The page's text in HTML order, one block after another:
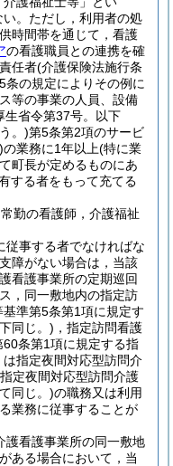
。 ただし，利用者の処
時間帯を通じて，看護
の看護職員との連携を確
任者(介護保険法施行条
条の規定によりその例に
等の事業の人員、設備
生省令第37号。以下
。)第5条第2項のサービ
の業務に1年以上(特に業
町長が定めるものにあ
する者をもって充てる
勤の看護師，介護福祉
従事する者でなければな
障がない場合は，当該
看護事業所の定期巡回
，同一敷地内の指定訪
準第5条第1項に規定す
同じ。) ，指定訪問看護
条第1項に規定する指
は指定夜間対応型訪問介
定夜間対応型訪問介護
同じ。)の職務又は利用
業務に従事することが
護看護事業所の同一敷地
ある場合において，当